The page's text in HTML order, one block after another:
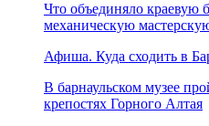
Что объединяло краевую
механическую
Афиша. Куда сходить в
В барнаульском музее
крепостях Горного Алтая